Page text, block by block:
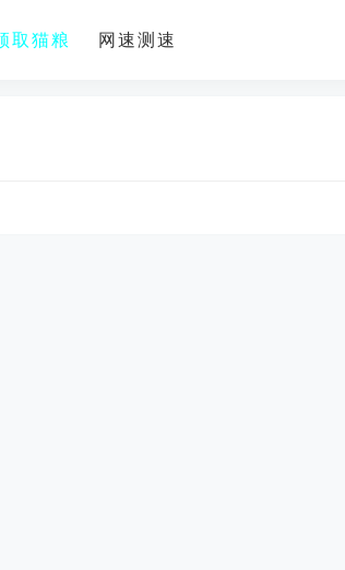
取猫粮 网速测速